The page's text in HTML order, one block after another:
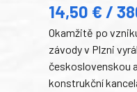
14,50 € /
Okamžitě po
závody v Plzni
československou
konstrukční